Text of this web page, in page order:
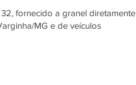
fornecido a granel diretamente
MG e de veículos